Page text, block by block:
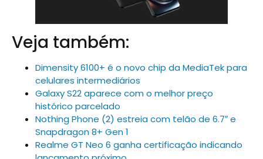
Veja também:
Dimensity 6100+ é o novo chip da MediaTek para
celulares intermediários
Galaxy S22 aparece com o melhor preço
histórico parcelado
Nothing Phone (2) estreia com telão de 6.7″ e
Snapdragon 8+ Gen 1
Realme GT Neo 6 ganha certificação indicando